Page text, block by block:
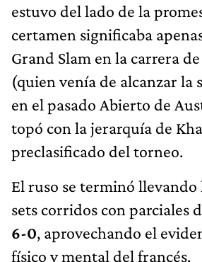
estuvo del lado de la
certamen significaba
Grand Slam en la carrera
(quien venía de alcanzar la
en el pasado Abierto de
topó con la jerarquía de
preclasificado del torneo.
El ruso se terminó llevando
sets corridos con parciales
6-0, aprovechando el
físico y mental del francés.